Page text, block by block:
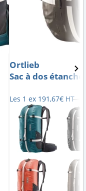
Ortlieb
Sac à dos
Les 1 ex 191 ,67€ HT